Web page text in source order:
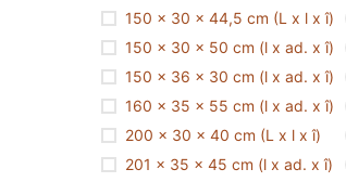
150 x 30 x 44,5 cm (L x l x î)
150 x 30 x 50 cm (l x ad. x î)
150 x 36 x 30 cm (l x ad. x î)
160 x 35 x 55 cm (l x ad. x î)
200 x 30 x 40 cm (L x l x î)
201 x 35 x 45 cm (l x ad. x î)